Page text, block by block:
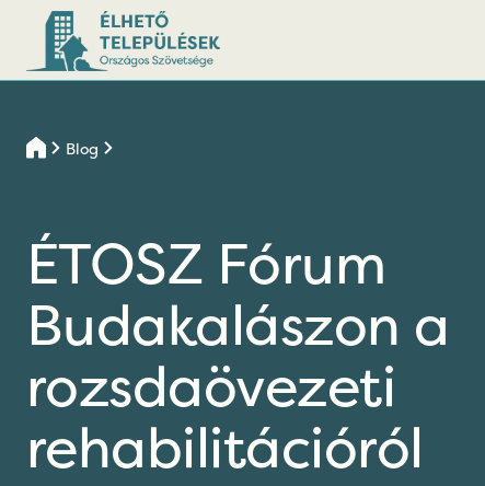
Blog
ÉTOSZ Fórum
Budakalászon a
rozsdaövezeti
rehabilitációról